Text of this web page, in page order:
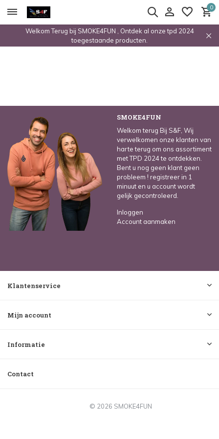
0
Welkom Terug bij SMOKE4FUN , Ontdek al onze tpd 2024
toegestaande producten.
SMOKE4FUN
Welkom terug Bij S&F, Wij
verwelkomen onze klanten van
harte terug om ons assortiment
met TPD 2024 te ontdekken.
Bent u nog geen klant geen
probleem ! registreer in 1
minuut en u account wordt
gelijk gecontroleerd.
Inloggen
Account aanmaken
Klantenservice
Mijn account
Informatie
Contact
© 2026 SMOKE4FUN